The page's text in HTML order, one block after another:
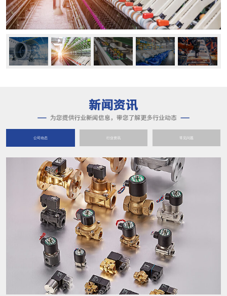
公司动态 行业资讯 常见问题